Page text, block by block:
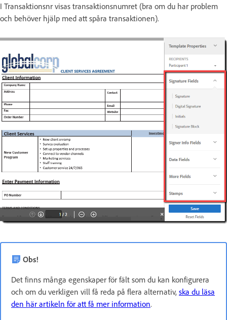
I Transaktionsnr visas transaktionsnumret (bra om du har problem
och behöver hjälp med att spåra transaktionen).
Obs!
Det finns många egenskaper för fält som du kan konfigurera
och om du verkligen vill få reda på flera alternativ, ska du läsa
den här artikeln för att få mer information.